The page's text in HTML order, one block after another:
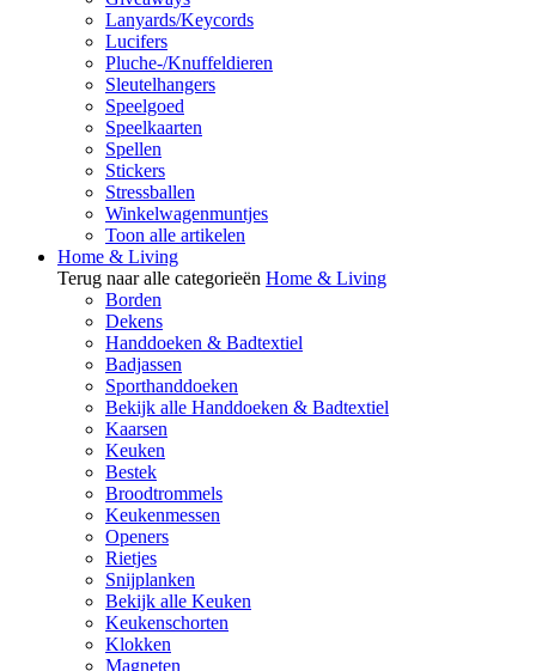
Lanyards/Keycords
Lucifers
Pluche-/Knuffeldieren
Sleutelhangers
Speelgoed
Speelkaarten
Spellen
Stickers
Stressballen
Winkelwagenmuntjes
Toon alle artikelen
Home & Living
Terug naar alle categorieën Home & Living
Borden
Dekens
Handdoeken & Badtextiel
Badjassen
Sporthanddoeken
Bekijk alle Handdoeken & Badtextiel
Kaarsen
Keuken
Bestek
Broodtrommels
Keukenmessen
Openers
Rietjes
Snijplanken
Bekijk alle Keuken
Keukenschorten
Klokken
Magneten